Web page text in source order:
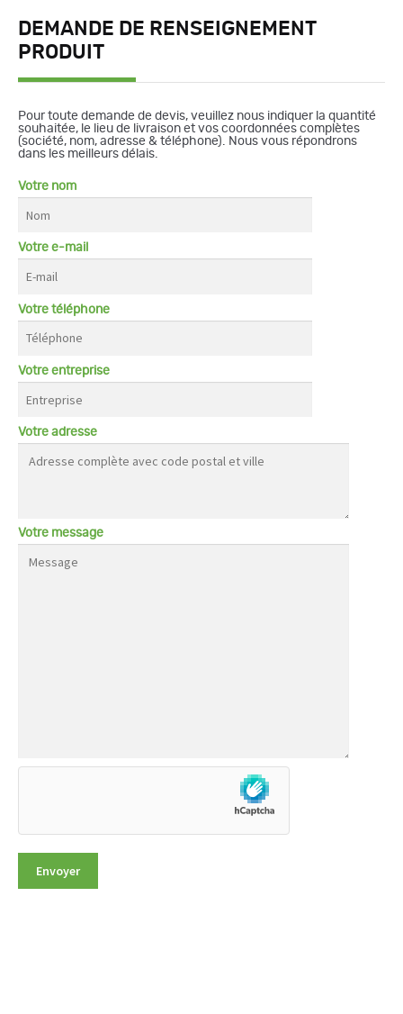
DEMANDE DE RENSEIGNEMENT
PRODUIT
Pour toute demande de devis, veuillez nous indiquer la quantité
souhaitée, le lieu de livraison et vos coordonnées complètes
(société, nom, adresse & téléphone). Nous vous répondrons
dans les meilleurs délais.
Votre nom
Votre e-mail
Votre téléphone
Votre entreprise
Votre adresse
Votre message